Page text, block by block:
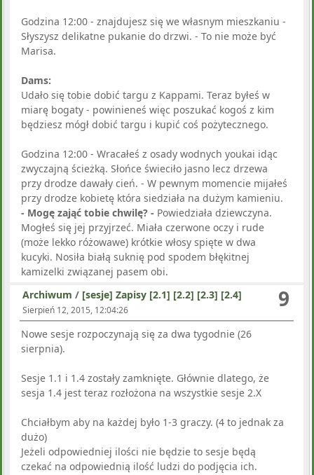
Godzina 12:00 - znajdujesz się we własnym mieszkaniu -
Słyszysz delikatne pukanie do drzwi. - To nie może być
Marisa.
Dams:
Udało się tobie dobić targu z Kappami. Teraz byłeś w
miarę bogaty - powinieneś więc poszukać kogoś z kim
będziesz mógł dobić targu i kupić coś pożytecznego.
Godzina 12:00 - Wracałeś z osady wodnych youkai idąc
zwyczajną ścieżką. Słońce świeciło jasno lecz drzewa
przy drodze dawały cień. - W pewnym momencie mijałeś
przy drodze kobietę która siedziała na dużym kamieniu.
- Mogę zająć tobie chwilę? - Powiedziała dziewczyna.
Mogłeś się jej przyjrzeć. Miała czerwone oczy i rude
(może lekko różowawe) krótkie włosy spięte w dwa
kucyki. Nosiła białą suknię pod spodem błękitnej
kamizelki związanej pasem obi.
9
Archiwum / [sesje] Zapisy [2.1] [2.2] [2.3] [2.4]
Sierpień 12, 2015, 12:04:26
Nowe sesje rozpoczynają się za dwa tygodnie (26
sierpnia).
Sesje 1.1 i 1.4 zostały zamknięte. Głównie dlatego, że
sesja 1.4 jest teraz rozłożona na wszystkie sesje 2.X
Chciałbym aby na każdej było 1-3 graczy. (4 to jednak za
dużo)
Jeżeli odpowiedniej ilości nie będzie to sesje będą
czekać na odpowiednią ilość ludzi do podjęcia ich.